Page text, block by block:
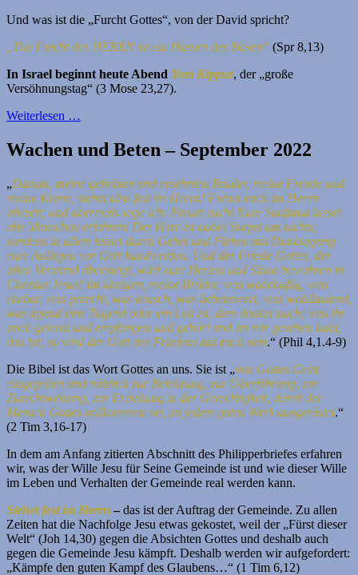
Und was ist die „Furcht Gottes“, von der David spricht?
„Die Furcht des HERRN ist ein Hassen des Bösen“ (Spr 8,13)
In Israel beginnt heute Abend Yom Kippur, der „große
Versöhnungstag“ (3 Mose 23,27).
Weiterlesen …
Wachen und Beten – September 2022
„Darum, meine geliebten und ersehnten Brüder, meine Freude und
meine Krone, stehet also fest im Herrn! Freuet euch im Herrn
allezeit; und abermals sage ich: Freuet euch! Eure Sanftmut lasset
alle Menschen erfahren! Der Herr ist nahe! Sorget um nichts;
sondern in allem lasset durch Gebet und Flehen mit Danksagung
eure Anliegen vor Gott kundwerden. Und der Friede Gottes, der
allen Verstand übersteigt, wird eure Herzen und Sinne bewahren in
Christus Jesus! Im übrigen, meine Brüder, was wahrhaftig, was
ehrbar, was gerecht, was keusch, was liebenswert, was wohllautend,
was irgend eine Tugend oder ein Lob ist, dem denket nach; was ihr
auch gelernt und empfangen und gehört und an mir gesehen habt,
das tut; so wird der Gott des Friedens mit euch sein.“ (Phil 4,1.4-9)
Die Bibel ist das Wort Gottes an uns. Sie ist „von Gottes Geist
eingegeben und nützlich zur Belehrung, zur Überführung, zur
Zurechtweisung, zur Erziehung in der Gerechtigkeit, damit der
Mensch Gottes vollkommen sei, zu jedem guten Werk ausgerüstet.“
(2 Tim 3,16-17)
In dem am Anfang zitierten Abschnitt des Philipperbriefes erfahren
wir, was der Wille Jesu für Seine Gemeinde ist und wie dieser Wille
im Leben und Verhalten der Gemeinde real werden kann.
Stehet fest im Herrn – das ist der Auftrag der Gemeinde. Zu allen
Zeiten hat die Nachfolge Jesu etwas gekostet, weil der „Fürst dieser
Welt“ (Joh 14,30) gegen die Absichten Gottes und deshalb auch
gegen die Gemeinde Jesu kämpft. Deshalb werden wir aufgefordert:
„Kämpfe den guten Kampf des Glaubens…“ (1 Tim 6,12)